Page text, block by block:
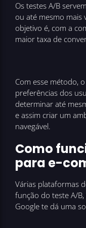
Os testes A/B
ou até mesmo mais
objetivo é, com a
maior taxa de
Com esse método, o
preferências dos
determinar até
e assim criar um
navegável.
Como
para e-
Várias plataformas
função do teste A/
Google te dá uma